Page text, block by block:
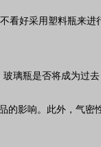
看好采用塑料瓶来进
影响。此外，气